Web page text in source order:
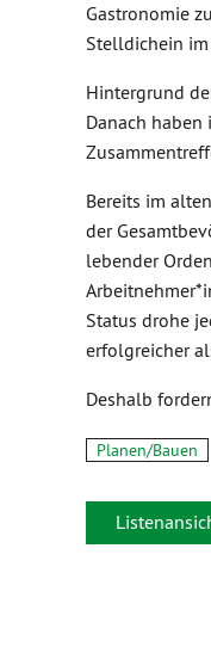
Gastronomie
Stelldichein
Hintergrund
Danach
Bereits im
der
lebender
Status drohe
erfolgreicher
Deshalb
Planen/Bauen